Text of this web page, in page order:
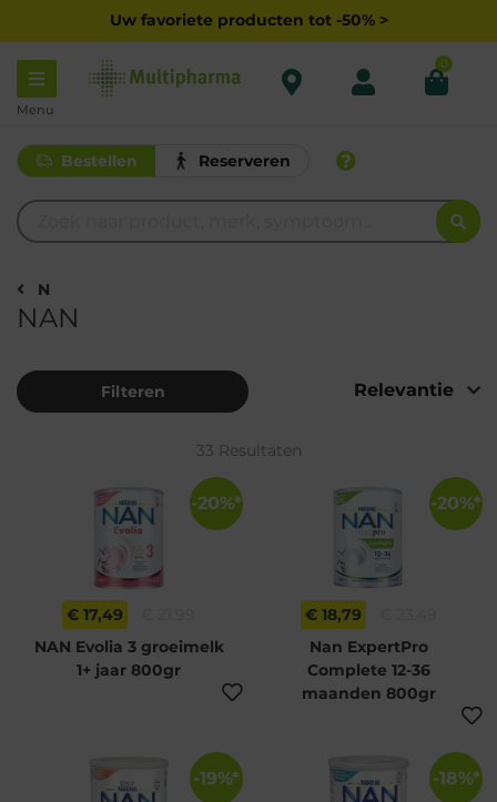
Uw favoriete producten tot -50% >
Menu
0
Bestellen Reserveren
N
NAN
Filteren
33 Resultaten
-20%*
€ 17,49
NAN Evolia 3 groeimelk
1+ jaar 800gr
-20%*
€ 18,79
Nan ExpertPro
Complete 12-36
maanden 800gr
-19%* -18%*